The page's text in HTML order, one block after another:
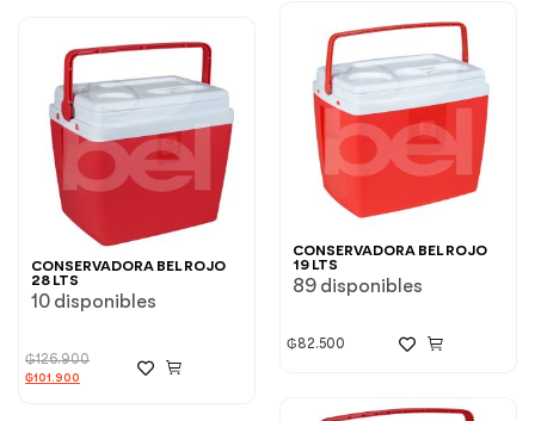
CONSERVADORA BEL ROJO
19 LTS
89 disponibles
₲82.500
CONSERVADORA BEL ROJO
28 LTS
10 disponibles
₲126.900
₲101.900